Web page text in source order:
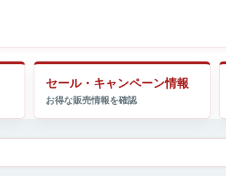
セール・キャンペーン情報